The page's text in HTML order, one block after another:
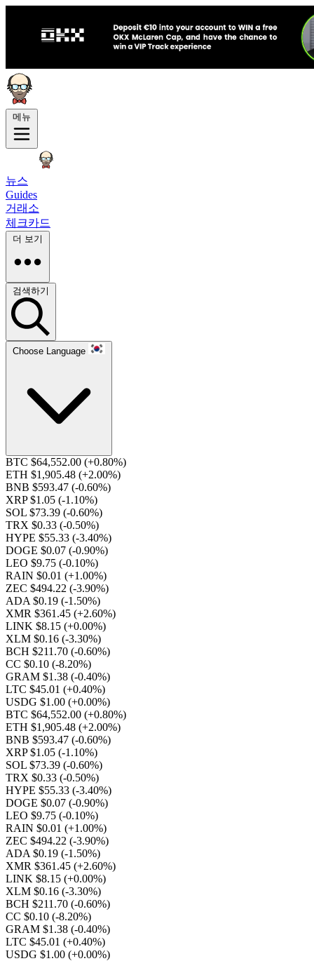
메뉴
뉴스
Guides
거래소
체크카드
더 보기
검색하기
Choose Language
BTC $64,552.00 (+0.80%)
ETH $1,905.48 (+2.00%)
BNB $593.47 (-0.60%)
XRP $1.05 (-1.10%)
SOL $73.39 (-0.60%)
TRX $0.33 (-0.50%)
HYPE $55.33 (-3.40%)
DOGE $0.07 (-0.90%)
LEO $9.75 (-0.10%)
RAIN $0.01 (+1.00%)
ZEC $494.22 (-3.90%)
ADA $0.19 (-1.50%)
XMR $361.45 (+2.60%)
LINK $8.15 (+0.00%)
XLM $0.16 (-3.30%)
BCH $211.70 (-0.60%)
CC $0.10 (-8.20%)
GRAM $1.38 (-0.40%)
LTC $45.01 (+0.40%)
USDG $1.00 (+0.00%)
BTC $64,552.00 (+0.80%)
ETH $1,905.48 (+2.00%)
BNB $593.47 (-0.60%)
XRP $1.05 (-1.10%)
SOL $73.39 (-0.60%)
TRX $0.33 (-0.50%)
HYPE $55.33 (-3.40%)
DOGE $0.07 (-0.90%)
LEO $9.75 (-0.10%)
RAIN $0.01 (+1.00%)
ZEC $494.22 (-3.90%)
ADA $0.19 (-1.50%)
XMR $361.45 (+2.60%)
LINK $8.15 (+0.00%)
XLM $0.16 (-3.30%)
BCH $211.70 (-0.60%)
CC $0.10 (-8.20%)
GRAM $1.38 (-0.40%)
LTC $45.01 (+0.40%)
USDG $1.00 (+0.00%)